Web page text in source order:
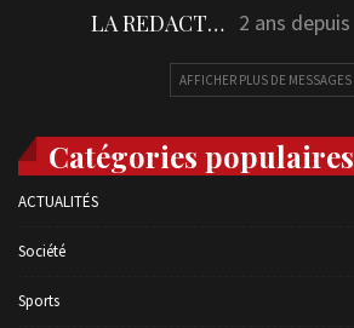
LA REDACTION 2 ans depuis
AFFICHER PLUS DE MESSAGES
Catégories populaires
ACTUALITÉS
Société
Sports